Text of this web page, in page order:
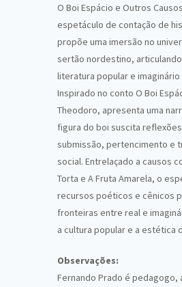
O Boi Espácio e Outros
espetáculo de contação de
propõe uma imersão no
sertão nordestino,
literatura popular e
Inspirado no conto O Boi
Theodoro, apresenta uma
figura do boi suscita
submissão, pertencimento e
social. Entrelaçado a causos
Torta e A Fruta Amarela, o
recursos poéticos e cênicos
fronteiras entre real e
a cultura popular e a estética
Observações:
Fernando Prado é pedagogo,